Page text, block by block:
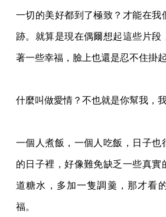
一切的美好都到了極致？才能在我
跡。就算是現在偶爾想起這些片段
著一些幸福， 臉上也還是忍不住掛
什麼叫做愛情？不也就是你幫我，
一個人煮飯，一個人吃飯，日子也
的日子裡，好像難免缺乏一些真實
道糖水，多加一隻調羹，那才看
福。